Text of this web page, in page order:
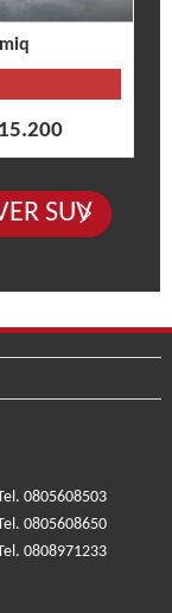
SUV
0805608503
0805608650
0808971233